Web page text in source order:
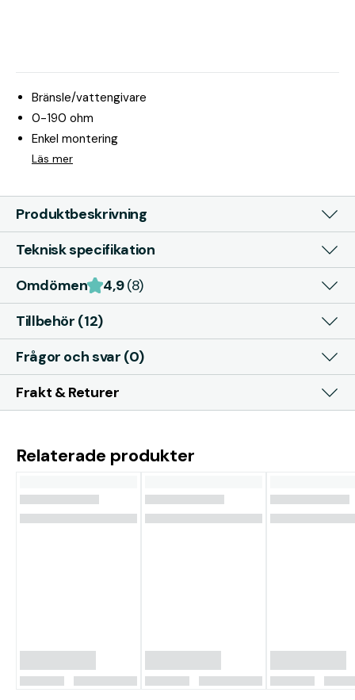
Bränsle/vattengivare
0-190 ohm
Enkel montering
Läs mer
Produktbeskrivning
Teknisk specifikation
Omdömen
4,9(8)
Tillbehör (12)
Frågor och svar (0)
Frakt & Returer
Relaterade produkter